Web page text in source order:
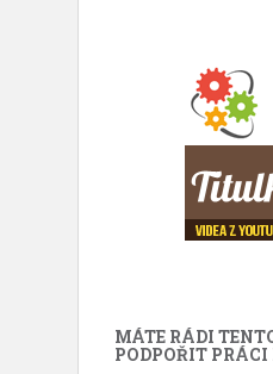
MÁTE RÁDI
PODPOŘIT